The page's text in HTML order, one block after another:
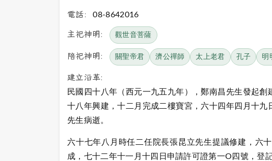
電話: 08-8642016
主祀神明: 觀世音菩薩
陪祀神明: 關聖帝君 濟公禪師 太上老君 孔子 明
建立沿革:
民國四十八年（西元一九五九年），鄭南昌先生發起
十八年興建，十二月完成二樓寶宮，六十四年四月十
先生病逝。
六十七年八月時任二任院長張昆立先生提議修建，六
成，七十二年十一月十四日申請許可證第一O四號，登